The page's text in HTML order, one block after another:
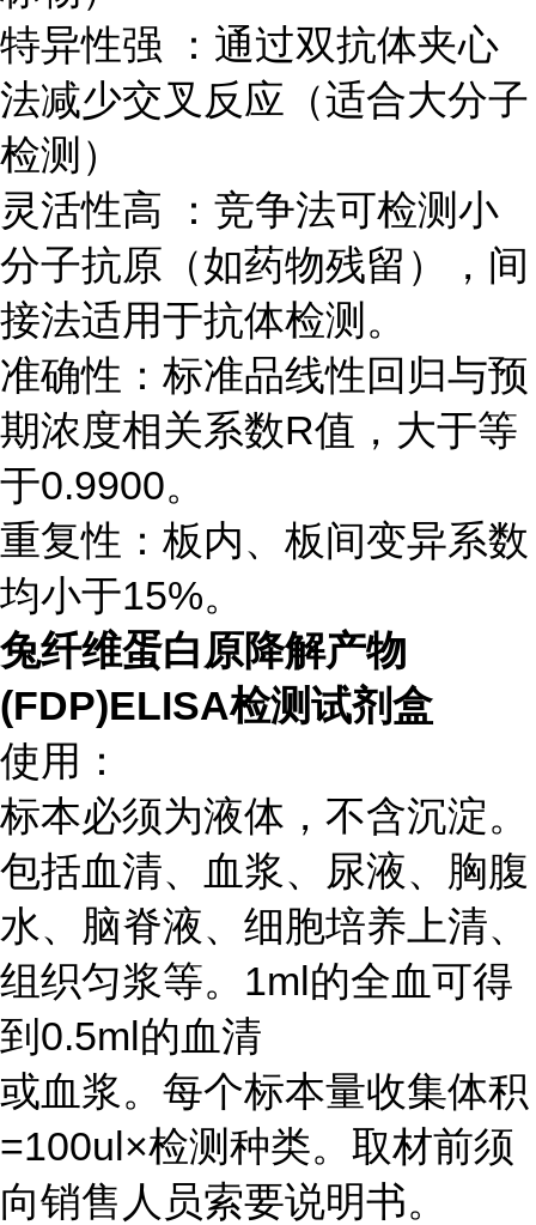
特异性强 ：通过双抗体夹心
法减少交叉反应（适合大分子
检测）
灵活性高 ：竞争法可检测小
分子抗原（如药物残留），间
接法适用于抗体检测。
准确性：标准品线性回归与预
期浓度相关系数R值，大于等
于0.9900。
重复性：板内、板间变异系数
均小于15%。
兔纤维蛋白原降解产物
(FDP)ELISA检测试剂盒
使用：
标本必须为液体，不含沉淀。
包括血清、血浆、尿液、胸腹
水、脑脊液、细胞培养上清、
组织匀浆等。1ml的全血可得
到0.5ml的血清
或血浆。每个标本量收集体积
=100ul×检测种类。取材前须
向销售人员索要说明书。